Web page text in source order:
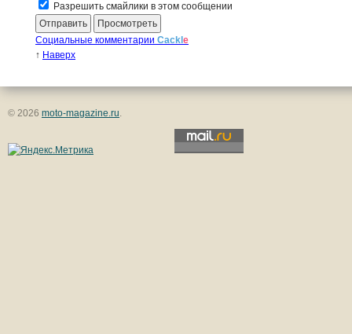
Разрешить смайлики в этом сообщении
Социальные комментарии Cackl e
↑ Наверх
© 2026 moto-magazine.ru.